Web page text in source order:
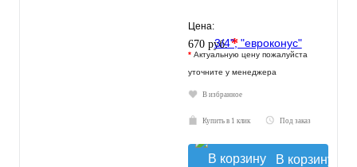
Цена:
670 руб.*
* Актуальную цену пожалуйста
уточните у менеджера
В избранное
Купить в 1 клик Под заказ
В корзину